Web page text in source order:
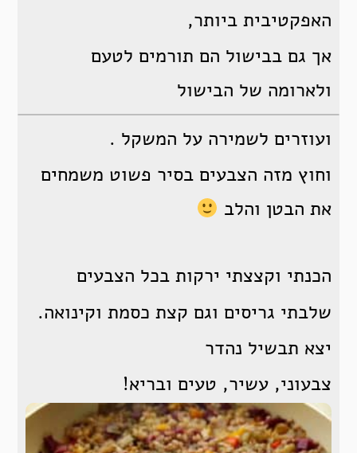
האפקטיבית ביותר,
אך גם בבישול הם תורמים לטעם
ולארומה של הבישול
ועוזרים לשמירה על המשקל .
וחוץ מזה הצבעים בסיר פשוט משמחים
את הבטן והלב
הכנתי וקצצתי ירקות בכל הצבעים
שלבתי גריסים וגם קצת כסמת וקינואה.
יצא תבשיל נהדר
צבעוני, עשיר, טעים ובריא!